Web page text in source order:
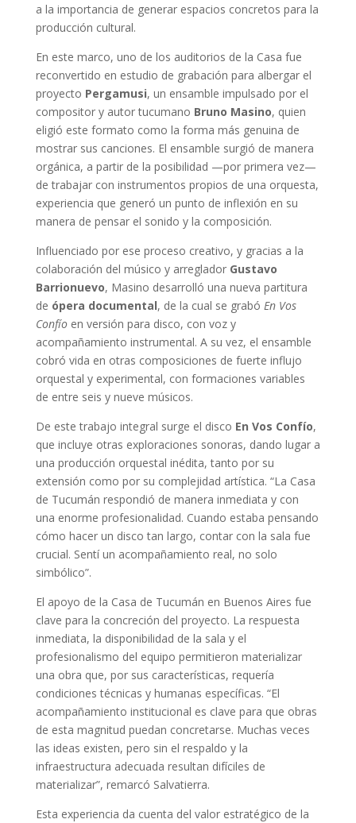
a la importancia de generar espacios concretos para la
producción cultural.
En este marco, uno de los auditorios de la Casa fue
reconvertido en estudio de grabación para albergar el
proyecto Pergamusi, un ensamble impulsado por el
compositor y autor tucumano Bruno Masino, quien
eligió este formato como la forma más genuina de
mostrar sus canciones. El ensamble surgió de manera
orgánica, a partir de la posibilidad —por primera vez—
de trabajar con instrumentos propios de una orquesta,
experiencia que generó un punto de inflexión en su
manera de pensar el sonido y la composición.
Influenciado por ese proceso creativo, y gracias a la
colaboración del músico y arreglador Gustavo
Barrionuevo, Masino desarrolló una nueva partitura
de ópera documental, de la cual se grabó En Vos
Confíoen versión para disco, con voz y
acompañamiento instrumental. A su vez, el ensamble
cobró vida en otras composiciones de fuerte influjo
orquestal y experimental, con formaciones variables
de entre seis y nueve músicos.
De este trabajo integral surge el disco En Vos Confío,
que incluye otras exploraciones sonoras, dando lugar a
una producción orquestal inédita, tanto por su
extensión como por su complejidad artística. “La Casa
de Tucumán respondió de manera inmediata y con
una enorme profesionalidad. Cuando estaba pensando
cómo hacer un disco tan largo, contar con la sala fue
crucial. Sentí un acompañamiento real, no solo
simbólico”.
El apoyo de la Casa de Tucumán en Buenos Aires fue
clave para la concreción del proyecto. La respuesta
inmediata, la disponibilidad de la sala y el
profesionalismo del equipo permitieron materializar
una obra que, por sus características, requería
condiciones técnicas y humanas específicas. “El
acompañamiento institucional es clave para que obras
de esta magnitud puedan concretarse. Muchas veces
las ideas existen, pero sin el respaldo y la
infraestructura adecuada resultan difíciles de
materializar”, remarcó Salvatierra.
Esta experiencia da cuenta del valor estratégico de la